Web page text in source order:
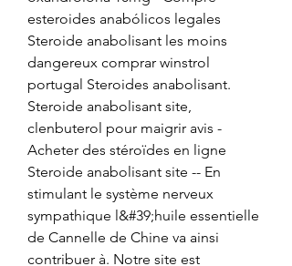
esteroides anabólicos legales
Steroide anabolisant les moins
dangereux comprar winstrol
portugal Steroides anabolisant.
Steroide anabolisant site,
clenbuterol pour maigrir avis -
Acheter des stéroïdes en ligne
Steroide anabolisant site -- En
stimulant le système nerveux
sympathique l&#39;huile essentielle
de Cannelle de Chine va ainsi
contribuer à. Notre site est